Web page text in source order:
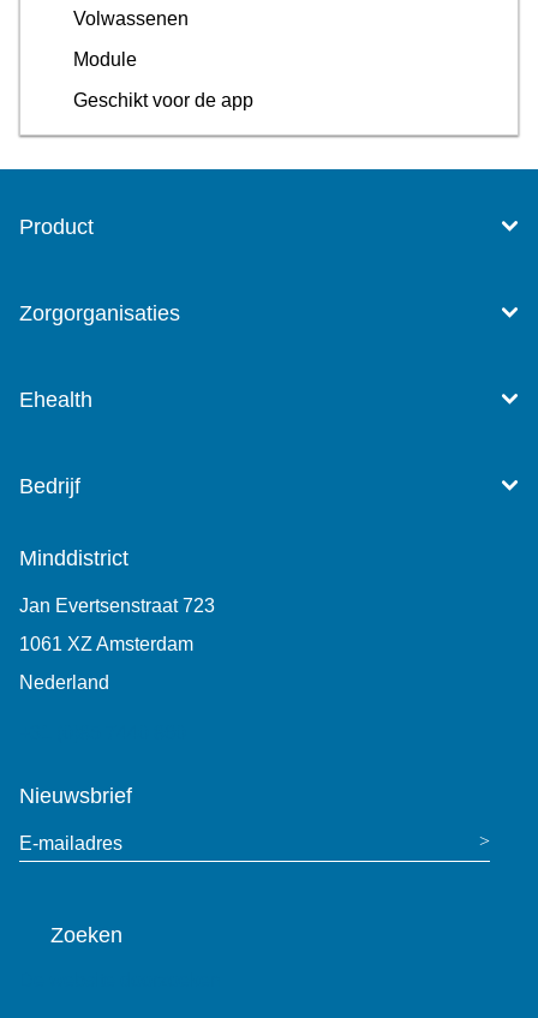
Volwassenen
Module
Geschikt voor de app
Product
Zorgorganisaties
Ehealth
Bedrijf
Minddistrict
Jan Evertsenstraat 723
1061 XZ Amsterdam
Nederland
Nieuwsbrief
E-mailadres
Zoeken